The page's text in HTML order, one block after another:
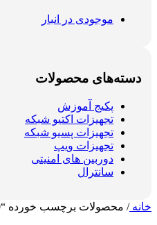
موجودی در انبار
دسته‌های محصولات
پکیج آموزش
تجهیزات اکتیو شبکه
تجهیزات پسیو شبکه
تجهیزات ویپ
دوربین های امنیتی
سانترال
خانه/ محصولات برچسب خورده “D-Link DWR-M960”